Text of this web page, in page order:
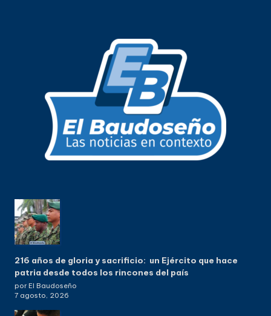
216 años de gloria y sacrificio: un Ejército que hace
patria desde todos los rincones del país
por El Baudoseño
7 agosto, 2026